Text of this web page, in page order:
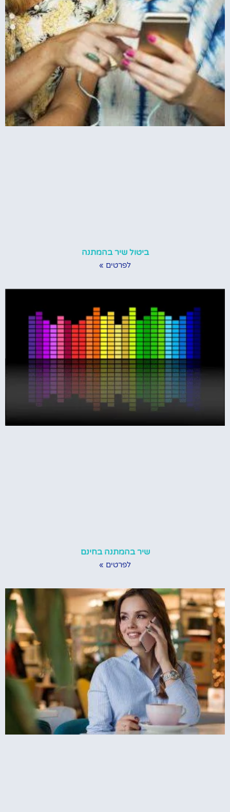
ביטול שיר בהמתנה
לפרטים »
שיר בהמתנה בחינם
לפרטים »